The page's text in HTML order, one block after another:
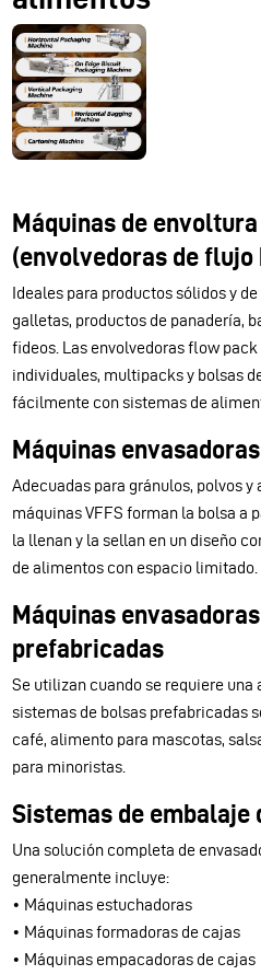
Máquinas de
(envolvedoras de
Ideales para productos sólidos y
galletas, productos de panadería,
fideos. Las envolvedoras flow
individuales, multipacks y bolsas
fácilmente con sistemas de
Máquinas
Adecuadas para gránulos, polvos
máquinas VFFS forman la bolsa a
la llenan y la sellan en un diseño
de alimentos con espacio limitado.
Máquinas
prefabricadas
Se utilizan cuando se requiere una
sistemas de bolsas prefabricadas
café, alimento para mascotas,
para minoristas.
Sistemas de embalaje
Una solución completa de
generalmente incluye:
• Máquinas estuchadoras
• Máquinas formadoras de cajas
• Máquinas empacadoras de cajas